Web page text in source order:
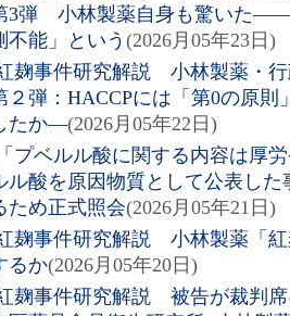
3弾 小林製薬自身も驚いた――
不能」という (2026月05年23日)
麹事件研究解説 小林製薬・
２弾：HACCPには「第0の原
たか―(2026月05年22日)
プベルル酸に関する内容は厚
ル酸を原因物質として公表し
ため正式照会(2026月05年21日)
麹事件研究解説 小林製薬「紅
るか(2026月05年20日)
麹事件研究解説 被告が裁判